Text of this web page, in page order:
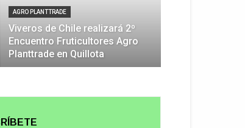
AGRO PLANTTRADE
Viveros de Chile realizará 2º
Encuentro Fruticultores Agro
Planttrade en Quillota